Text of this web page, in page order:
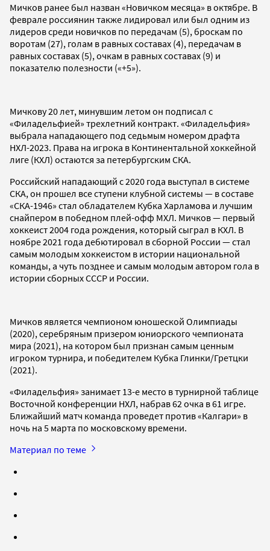
Мичков ранее был назван «Новичком месяца» в октябре. В
феврале россиянин также лидировал или был одним из
лидеров среди новичков по передачам (5), броскам по
воротам (27), голам в равных составах (4), передачам в
равных составах (5), очкам в равных составах (9) и
показателю полезности («+5»).
Мичкову 20 лет, минувшим летом он подписал с
«Филадельфией» трехлетний контракт. «Филадельфия»
выбрала нападающего под седьмым номером драфта
НХЛ-2023. Права на игрока в Континентальной хоккейной
лиге (КХЛ) остаются за петербургским СКА.
Российский нападающий с 2020 года выступал в системе
СКА, он прошел все ступени клубной системы — в составе
«СКА-1946» стал обладателем Кубка Харламова и лучшим
снайпером в победном плей-офф МХЛ. Мичков — первый
хоккеист 2004 года рождения, который сыграл в КХЛ. В
ноябре 2021 года дебютировал в сборной России — стал
самым молодым хоккеистом в истории национальной
команды, а чуть позднее и самым молодым автором гола в
истории сборных СССР и России.
Мичков является чемпионом юношеской Олимпиады
(2020), серебряным призером юниорского чемпионата
мира (2021), на котором был признан самым ценным
игроком турнира, и победителем Кубка Глинки/Гретцки
(2021).
«Филадельфия» занимает 13-е место в турнирной таблице
Восточной конференции НХЛ, набрав 62 очка в 61 игре.
Ближайший матч команда проведет против «Калгари» в
ночь на 5 марта по московскому времени.
Материал по теме